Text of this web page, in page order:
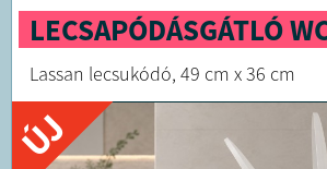
LECSAPÓDÁSGÁTLÓ
Lassan lecsukódó, 49 cm x 36 cm
ÚJ